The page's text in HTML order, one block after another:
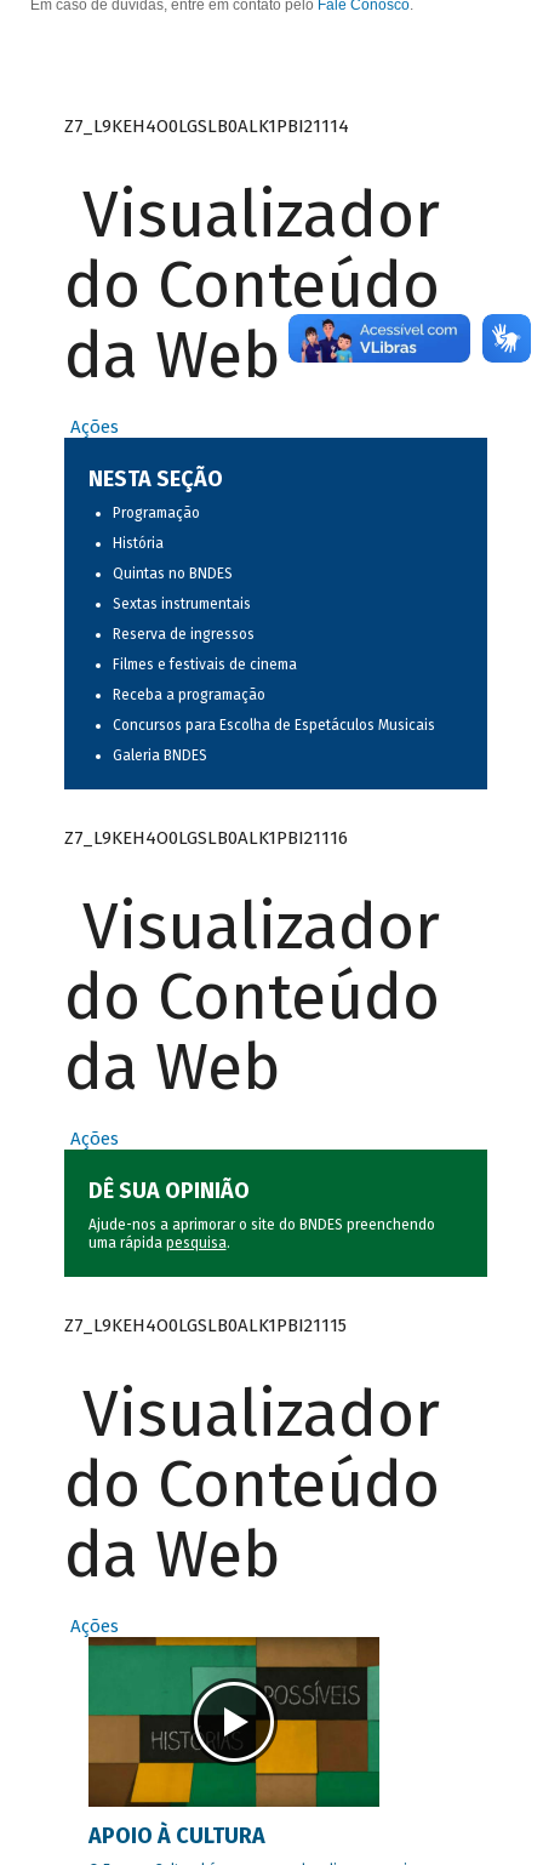
Em caso de dúvidas, entre em contato pelo Fale Conosco.
Z7_L9KEH4O0LGSLB0ALK1PBI21114
Visualizador
do Conteúdo
da Web
Ações
NESTA SEÇÃO
Programação
História
Quintas no BNDES
Sextas instrumentais
Reserva de ingressos
Filmes e festivais de cinema
Receba a programação
Concursos para Escolha de Espetáculos Musicais
Galeria BNDES
Z7_L9KEH4O0LGSLB0ALK1PBI21116
Visualizador
do Conteúdo
da Web
Ações
DÊ SUA OPINIÃO
Ajude-nos a aprimorar o site do BNDES preenchendo
uma rápida pesquisa.
Z7_L9KEH4O0LGSLB0ALK1PBI21115
Visualizador
do Conteúdo
da Web
Ações
APOIO À CULTURA